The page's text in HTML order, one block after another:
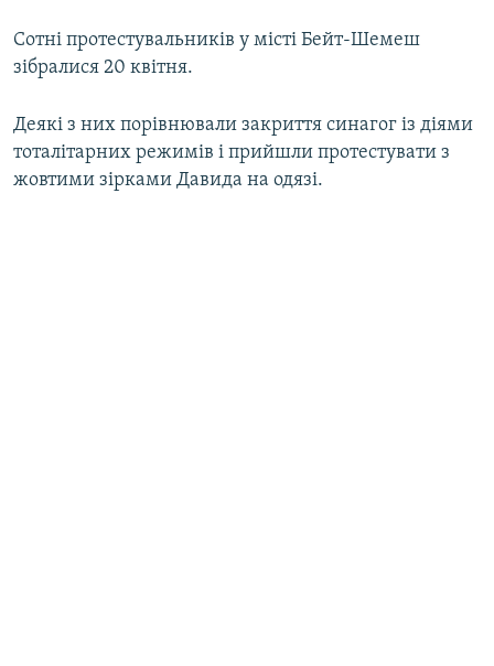
Сотні протестувальників у місті Бейт-Шемеш
зібралися 20 квітня.
Деякі з них порівнювали закриття синагог із діями
тоталітарних режимів і прийшли протестувати з
жовтими зірками Давида на одязі.